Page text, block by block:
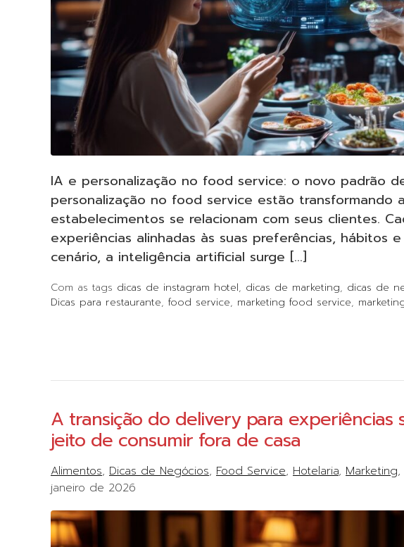
IA e personalização no food service: o novo padrão
personalização no food service estão transformando
estabelecimentos se relacionam com seus clientes.
experiências alinhadas às suas preferências, hábitos
cenário, a inteligência artificial surge […]
Com as tags dicas de instagram hotel, dicas de marketing, dicas de
Dicas para restaurante, food service, marketing food service,
A transição do delivery para experiências
jeito de consumir fora de casa
Alimentos Dicas de Negócios Food Service Hotelaria Marketing
janeiro de 2026